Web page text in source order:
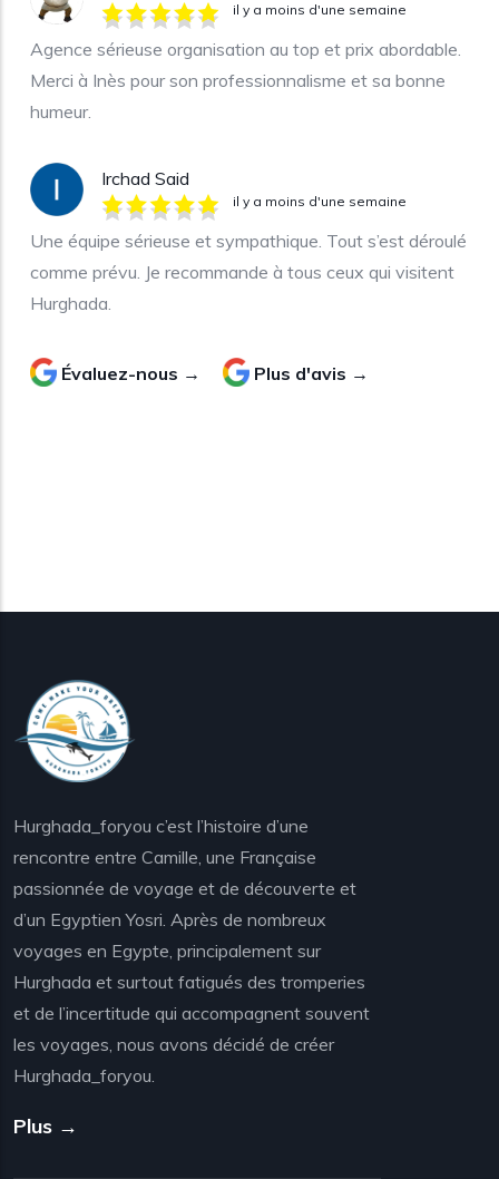
il y a moins d'une semaine
Agence sérieuse organisation au top et prix abordable.
Merci à Inès pour son professionnalisme et sa bonne
humeur.
Irchad Said
il y a moins d'une semaine
Une équipe sérieuse et sympathique. Tout s’est déroulé
comme prévu. Je recommande à tous ceux qui visitent
Hurghada.
Évaluez-nous → Plus d'avis →
Hurghada_foryou c’est l’histoire d’une
rencontre entre Camille, une Française
passionnée de voyage et de découverte et
d’un Egyptien Yosri. Après de nombreux
voyages en Egypte, principalement sur
Hurghada et surtout fatigués des tromperies
et de l’incertitude qui accompagnent souvent
les voyages, nous avons décidé de créer
Hurghada_foryou.
Plus →